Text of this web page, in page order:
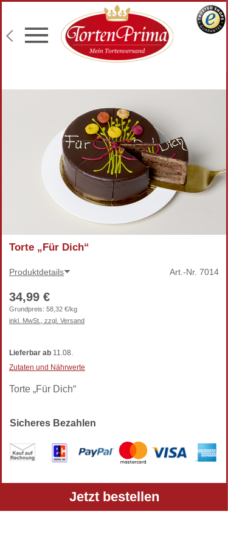
Konditor-Qualität
Torten mit Wunschtext
Lieferung an Wunschadresse
Jetzt bestellen
Torte „Für Dich“
Produktdetails Art.-Nr. 7014
34,99 €
Grundpreis: 58,32 €/kg
inkl. MwSt., zzgl. Versand
Lieferbar ab 11.08.
Zutaten und Nährwerte
Torte „Für Dich“
Sicheres Bezahlen
und zzgl. Versandkosten.